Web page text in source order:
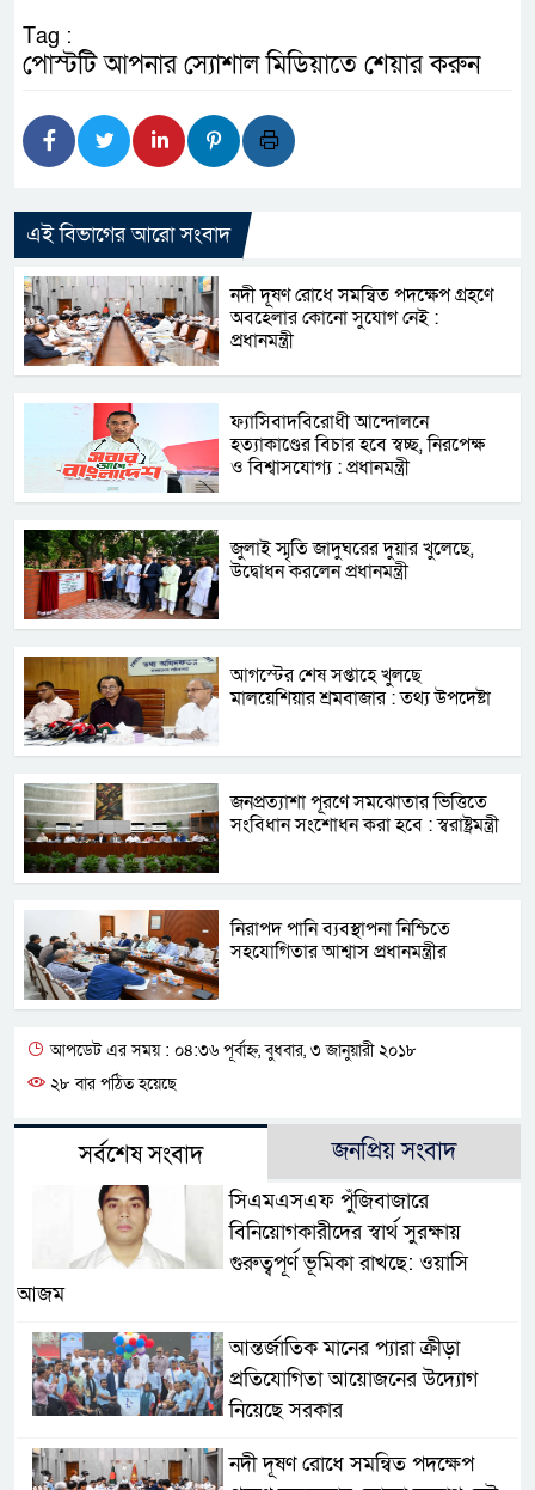
Tag :
পোস্টটি আপনার স্যোশাল মিডিয়াতে শেয়ার করুন
এই বিভাগের আরো সংবাদ
নদী দূষণ রোধে সমন্বিত পদক্ষেপ গ্রহণে
অবহেলার কোনো সুযোগ নেই :
প্রধানমন্ত্রী
ফ্যাসিবাদবিরোধী আন্দোলনে
হত্যাকাণ্ডের বিচার হবে স্বচ্ছ, নিরপেক্ষ
ও বিশ্বাসযোগ্য : প্রধানমন্ত্রী
জুলাই স্মৃতি জাদুঘরের দুয়ার খুলেছে,
উদ্বোধন করলেন প্রধানমন্ত্রী
আগস্টের শেষ সপ্তাহে খুলছে
মালয়েশিয়ার শ্রমবাজার : তথ্য উপদেষ্টা
জনপ্রত্যাশা পূরণে সমঝোতার ভিত্তিতে
সংবিধান সংশোধন করা হবে : স্বরাষ্ট্রমন্ত্রী
নিরাপদ পানি ব্যবস্থাপনা নিশ্চিতে
সহযোগিতার আশ্বাস প্রধানমন্ত্রীর
আপডেট এর সময় : ০৪:৩৬ পূর্বাহ্ন, বুধবার, ৩ জানুয়ারী ২০১৮
২৮ বার পঠিত হয়েছে
সর্বশেষ সংবাদ জনপ্রিয় সংবাদ
সিএমএসএফ পুঁজিবাজারে
বিনিয়োগকারীদের স্বার্থ সুরক্ষায়
গুরুত্বপূর্ণ ভূমিকা রাখছে: ওয়াসি
আজম
আন্তর্জাতিক মানের প্যারা ক্রীড়া
প্রতিযোগিতা আয়োজনের উদ্যোগ
নিয়েছে সরকার
নদী দূষণ রোধে সমন্বিত পদক্ষেপ